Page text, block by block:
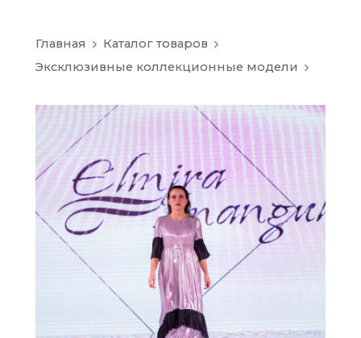
Главная
Каталог товаров
Эксклюзивные коллекционные модели